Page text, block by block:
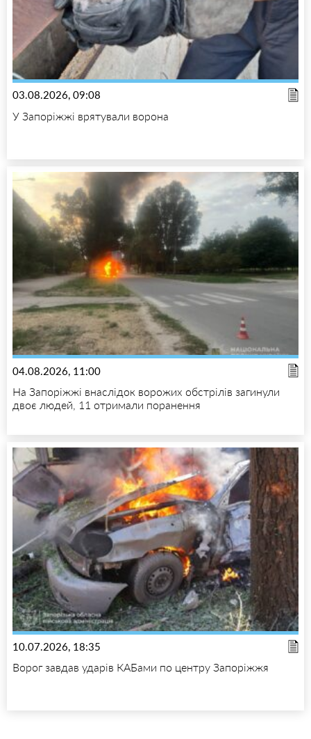
03.08.2026, 09:08
У Запоріжжі врятували ворона
04.08.2026, 11:00
На Запоріжжі внаслідок ворожих обстрілів загинули
двоє людей, 11 отримали поранення
10.07.2026, 18:35
Ворог завдав ударів КАБами по центру Запоріжжя